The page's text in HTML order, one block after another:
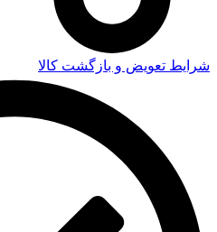
شرایط تعویض و بازگشت کالا